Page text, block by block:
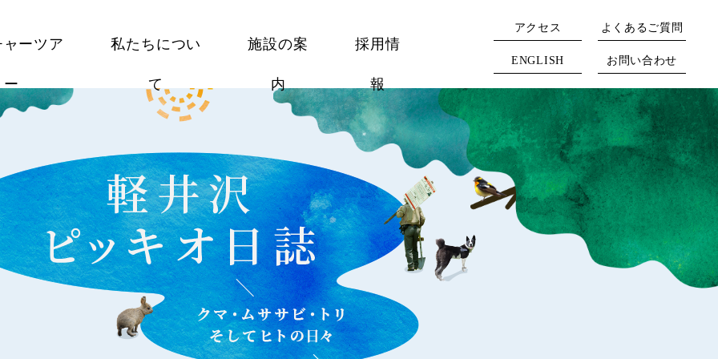
ーツア
ー
私たちについ
て
施設の案
内
採用情
報
アクセス よくあるご質問
ENGLISH お問い合わせ